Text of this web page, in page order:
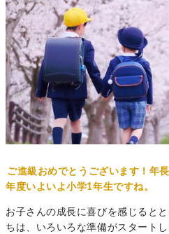
ご進級おめでとうございます！年
年度いよいよ小学1年生ですね。
お子さんの成長に喜びを感じると
ちは、いろいろな準備がスタートし